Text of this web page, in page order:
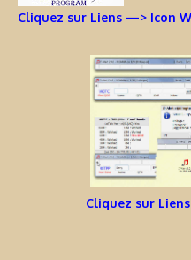
Cliquez sur Liens —> Icon
Cliquez sur